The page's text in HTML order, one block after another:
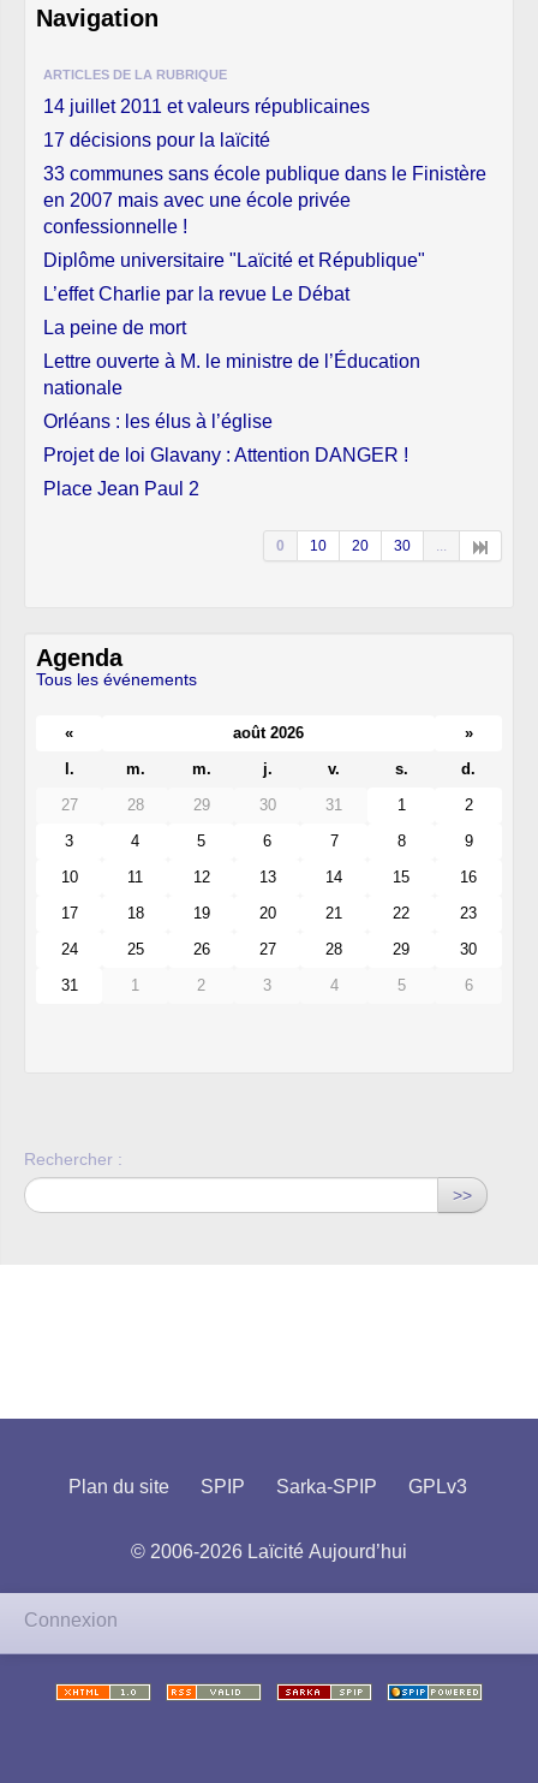
Navigation
ARTICLES DE LA RUBRIQUE
14 juillet 2011 et valeurs républicaines
17 décisions pour la laïcité
33 communes sans école publique dans le Finistère
en 2007 mais avec une école privée
confessionnelle !
Diplôme universitaire "Laïcité et République"
L’effet Charlie par la revue Le Débat
La peine de mort
Lettre ouverte à M. le ministre de l’Éducation
nationale
Orléans : les élus à l’église
Projet de loi Glavany : Attention DANGER !
Place Jean Paul 2
0 10 20 30 ...
Agenda
Tous les événements
« août 2026
»
l.
m. m. j. v. s.
d.
27
28 29 30 31 1
2
3
4 5 6 7 8
9
10
11 12 13 14 15
16
17
18 19 20 21 22
23
24
25 26 27 28 29
30
31
1 2 3 4 5 6
Rechercher :
>>
Plan du site SPIP Sarka-SPIP GPLv3
© 2006-2026 Laïcité Aujourd’hui
Connexion